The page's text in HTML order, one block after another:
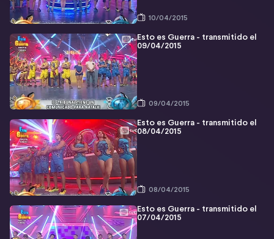
10/04/2015
Esto es Guerra - transmitido el
09/04/2015
09/04/2015
Esto es Guerra - transmitido el
08/04/2015
08/04/2015
Esto es Guerra - transmitido el
07/04/2015